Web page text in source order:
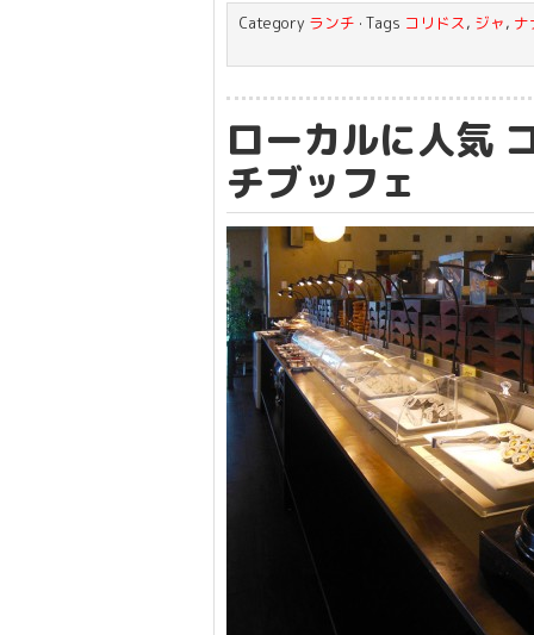
Category ランチ · Tags コリドス, ジャ, ナ
ローカルに人気
チブッフェ